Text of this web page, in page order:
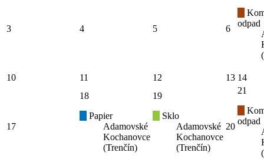
3 4 5 6
odpad
10 11 12 13 14
17
18
Papier
Adamovské
Kochanovce
(Trenčín)
19
Sklo
Adamovské
Kochanovce
(Trenčín)
20
21
odpad